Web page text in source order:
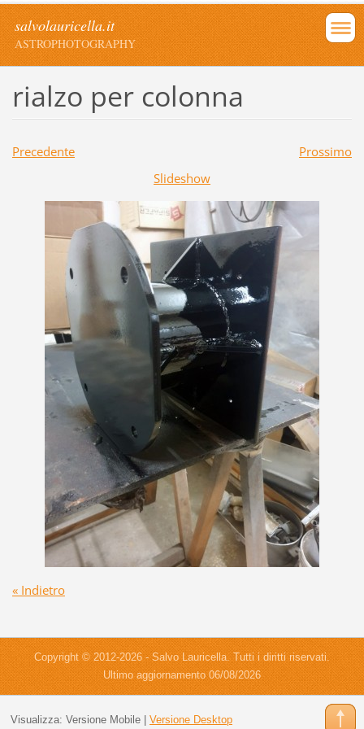
salvolauricella.it
ASTROPHOTOGRAPHY
rialzo per colonna
Precedente
Prossimo
Slideshow
« Indietro
Copyright © 2012-2026 - Salvo Lauricella. Tutti i diritti riservati.
Ultimo aggiornamento 06/08/2026
Visualizza: Versione Mobile| Versione Desktop